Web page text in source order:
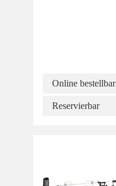
Online bestellbar
Reservierbar